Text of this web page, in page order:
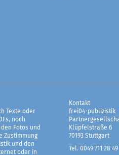
Texte oder
noch
Fotos und
Zustimmung
und den
oder in
Kontakt
frei04-publizistik
Klüpfelstraße 6
70193 Stuttgart
Tel. 0049 711 28 49